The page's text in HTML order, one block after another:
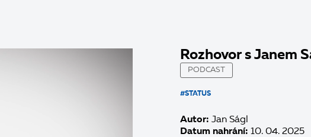
Rozhovor s Janem
PODCAST
#STATUS
Autor: Jan Ságl
Datum nahrání: 10. 04. 2025